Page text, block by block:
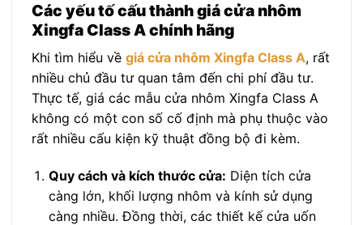
Các yếu tố cấu thành giá cửa nhôm
Xingfa Class A chính hãng
Khi tìm hiểu về giá cửa nhôm Xingfa Class A, rất
nhiều chủ đầu tư quan tâm đến chi phí đầu tư.
Thực tế, giá các mẫu cửa nhôm Xingfa Class A
không có một con số cố định mà phụ thuộc vào
rất nhiều cấu kiện kỹ thuật đồng bộ đi kèm.
Quy cách và kích thước cửa: Diện tích cửa
càng lớn, khối lượng nhôm và kính sử dụng
càng nhiều. Đồng thời, các thiết kế cửa uốn